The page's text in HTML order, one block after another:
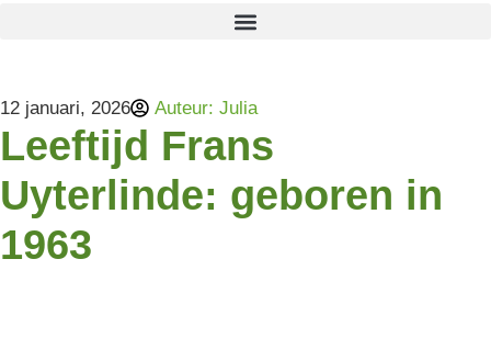
12 januari, 2026 Auteur: Julia
Leeftijd Frans
Uyterlinde: geboren in
1963